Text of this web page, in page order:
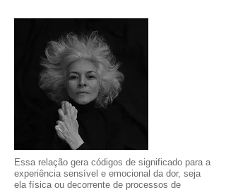
Essa relação gera códigos de significado para a
experiência sensível e emocional da dor, seja
ela física ou decorrente de processos de